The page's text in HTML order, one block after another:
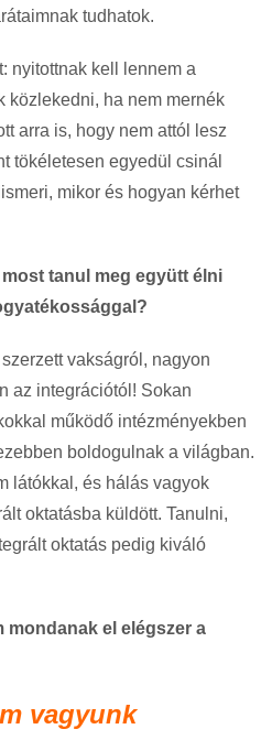
tudhatok.
nyitottnak kell lennem a
közlekedni, ha nem mernék
arra is, hogy nem attól lesz
tökéletesen egyedül csinál
mikor és hogyan kérhet
tanul meg együtt élni
vakságról, nagyon
az integrációtól! Sokan
működő intézményekben
boldogulnak a világban.
látókkal, és hálás vagyok
oktatásba küldött. Tanulni,
oktatás pedig kiváló
mondanak el elégszer a
vagyunk